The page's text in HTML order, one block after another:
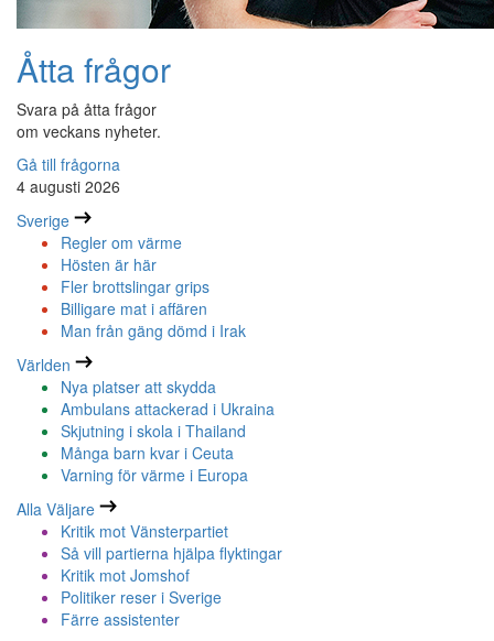
Åtta frågor
Svara på åtta frågor
om veckans nyheter.
Gå till frågorna
4 augusti 2026
Sverige
Regler om värme
Hösten är här
Fler brottslingar grips
Billigare mat i affären
Man från gäng dömd i Irak
Världen
Nya platser att skydda
Ambulans attackerad i Ukraina
Skjutning i skola i Thailand
Många barn kvar i Ceuta
Varning för värme i Europa
Alla Väljare
Kritik mot Vänsterpartiet
Så vill partierna hjälpa flyktingar
Kritik mot Jomshof
Politiker reser i Sverige
Färre assistenter